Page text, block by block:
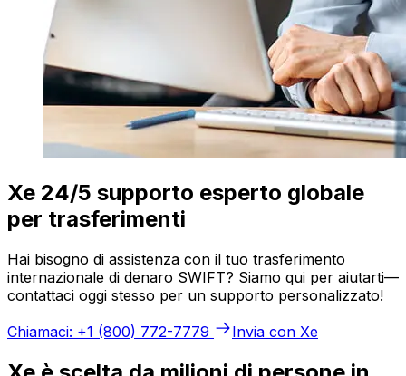
Xe 24/5 supporto esperto globale
per trasferimenti
Hai bisogno di assistenza con il tuo trasferimento
internazionale di denaro SWIFT? Siamo qui per aiutarti—
contattaci oggi stesso per un supporto personalizzato!
Chiamaci: +1 (800) 772-7779
Invia con Xe